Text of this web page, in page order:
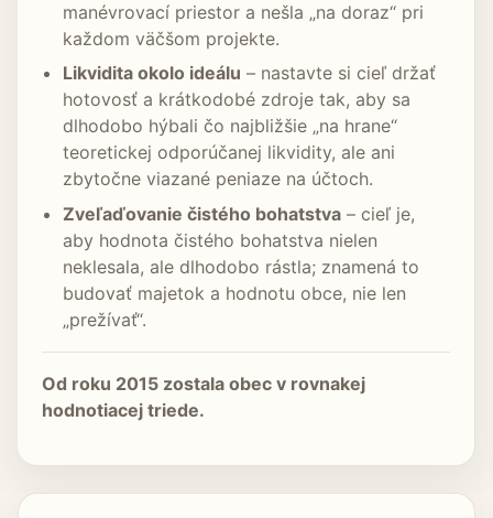
manévrovací priestor a nešla „na doraz“ pri
každom väčšom projekte.
Likvidita okolo ideálu – nastavte si cieľ držať
hotovosť a krátkodobé zdroje tak, aby sa
dlhodobo hýbali čo najbližšie „na hrane“
teoretickej odporúčanej likvidity, ale ani
zbytočne viazané peniaze na účtoch.
Zveľaďovanie čistého bohatstva– cieľ je,
aby hodnota čistého bohatstva nielen
neklesala, ale dlhodobo rástla; znamená to
budovať majetok a hodnotu obce, nie len
„prežívať“.
Od roku 2015 zostala obec v rovnakej
hodnotiacej triede.